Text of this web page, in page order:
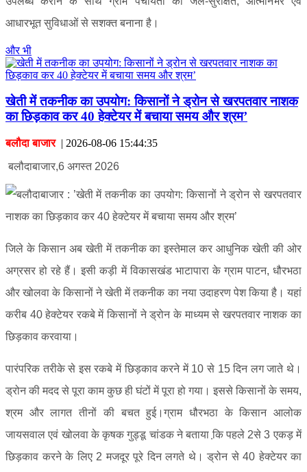
आधारभूत सुविधाओं से सशक्त बनाना है।
और भी
खेती में तकनीक का उपयोग: किसानों ने ड्रोन से खरपतवार नाशक
का छिड़काव कर 40 हेक्टेयर में बचाया समय और श्रम’
बलौदा बाजार| 2026-08-06 15:44:35
बलौदाबाजार,6 अगस्त 2026
जिले के किसान अब खेती में तकनीक का इस्तेमाल कर आधुनिक खेती की ओर
अग्रसर हो रहे हैं। इसी कड़ी में विकासखंड भाटापारा के ग्राम पाटन, धौरभठा
और खोलवा के किसानों ने खेती में तकनीक का नया उदाहरण पेश किया है। यहां
करीब 40 हेक्टेयर रकबे में किसानों ने ड्रोन के माध्यम से खरपतवार नाशक का
छिड़काव करवाया।
पारंपरिक तरीके से इस रकबे में छिड़काव करने में 10 से 15 दिन लग जाते थे।
ड्रोन की मदद से पूरा काम कुछ ही घंटों में पूरा हो गया। इससे किसानों के समय,
श्रम और लागत तीनों की बचत हुई।ग्राम धौरभठा के किसान आलोक
जायसवाल एवं खोलवा के कृषक गुड्डू चांडक ने बताया कि़ पहले 2से 3 एकड़ में
छिड़काव करने के लिए 2 मजदूर पूरे दिन लगते थे। ड्रोन से 40 हेक्टेयर का